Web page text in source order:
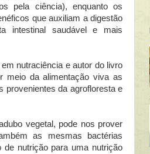
pela ciência), enquanto os
que auxiliam a digestão
intestinal saudável e mais
nutraciência e autor do livro
meio da alimentação viva as
provenientes da agrofloresta e
vegetal, pode nos prover
as mesmas bactérias
de nutrição para uma nutrição